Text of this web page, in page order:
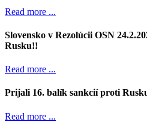
Read more ...
Slovensko v Rezolúcii OSN
Rusku!!
Read more ...
Prijali 16. balík sankcií proti
Read more ...